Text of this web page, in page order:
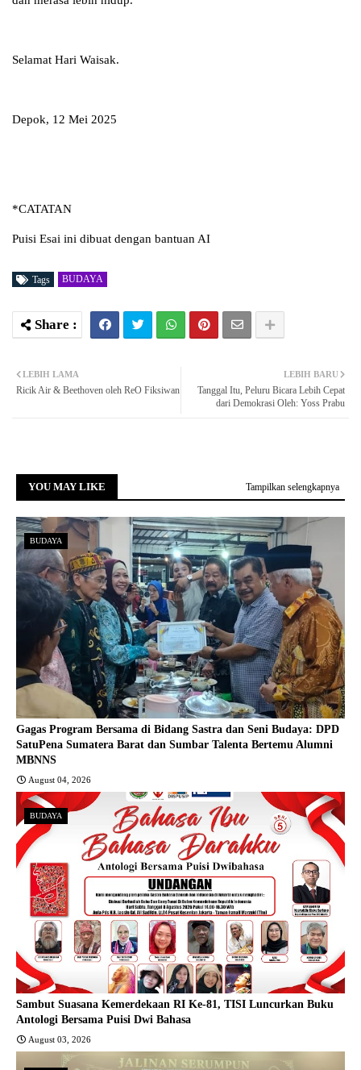
Selamat Hari Waisak.
Depok, 12 Mei 2025
*CATATAN
Puisi Esai ini dibuat dengan bantuan AI
Tags BUDAYA
LEBIH BARU
Tanggal Itu, Peluru Bicara Lebih Cepat
dari Demokrasi Oleh: Yoss Prabu
LEBIH LAMA
Ricik Air & Beethoven oleh ReO Fiksiwan
YOU MAY LIKE Tampilkan selengkapnya
BUDAYA
Gagas Program Bersama di Bidang Sastra dan Seni Budaya: DPD
SatuPena Sumatera Barat dan Sumbar Talenta Bertemu Alumni
MBNNS
August 04, 2026
BUDAYA
Sambut Suasana Kemerdekaan RI Ke-81, TISI Luncurkan Buku
Antologi Bersama Puisi Dwi Bahasa
August 03, 2026